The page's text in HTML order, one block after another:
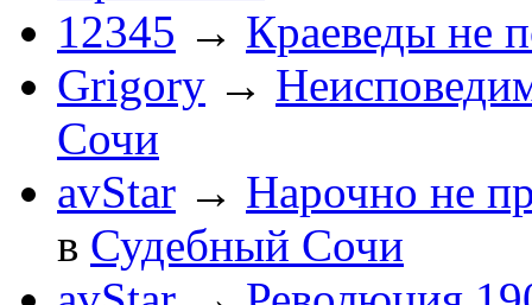
12345 → Краеведы не
Grigory →
Сочи
avStar → Нарочно не
в Судебный Сочи